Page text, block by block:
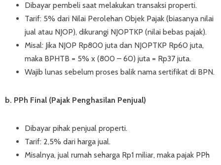
Dibayar pembeli saat melakukan transaksi properti.
Tarif: 5% dari Nilai Perolehan Objek Pajak (biasanya nilai
jual atau NJOP), dikurangi NJOPTKP (nilai bebas pajak).
Misal: Jika NJOP Rp800 juta dan NJOPTKP Rp60 juta,
maka BPHTB = 5% x (800 – 60) juta = Rp37 juta.
Wajib lunas sebelum proses balik nama sertifikat di BPN.
b. PPh Final (Pajak Penghasilan Penjual)
Dibayar pihak penjual properti.
Tarif: 2,5% dari harga jual.
Misalnya, jual rumah seharga Rp1 miliar, maka pajak PPh